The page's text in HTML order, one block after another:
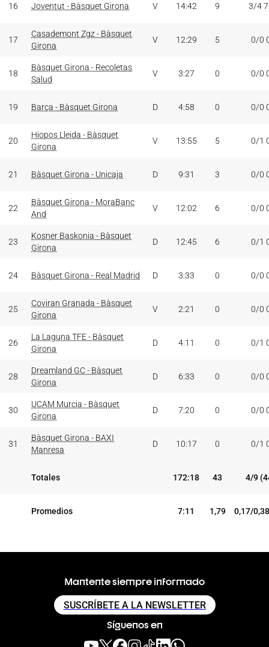
16 Joventut - Bàsquet Girona V 14:42 9 3/4
17
Casademont Zgz - Bàsquet
Girona
V 12:29 5 0/0
18
Bàsquet Girona - Recoletas
Salud
V 3:27 0 0/0
19 Barça - Bàsquet Girona D 4:58 0 0/0
20
Hiopos Lleida - Bàsquet
Girona
V 13:55 5 0/1
21 Bàsquet Girona - Unicaja D 9:31 3 0/0
22
Bàsquet Girona - MoraBanc
And
V 12:02 6 0/0
23
Kosner Baskonia - Bàsquet
Girona
D 12:45 6 0/1
24 Bàsquet Girona - Real Madrid D 3:33 0 0/0
25
Coviran Granada - Bàsquet
Girona
V 2:21 0 0/0
26
La Laguna TFE - Bàsquet
Girona
D 4:11 0 0/1
28
Dreamland GC - Bàsquet
Girona
D 6:33 0 0/0
30
UCAM Murcia - Bàsquet
Girona
D 7:20 0 0/0
31
Bàsquet Girona - BAXI
Manresa
D 10:17 0 0/1
Totales 172:18 43 4/9
Promedios 7:11 1,79 0,17/
Mantente siempre informado
SUSCRÍBETE A LA NEWSLETTER
Síguenos en